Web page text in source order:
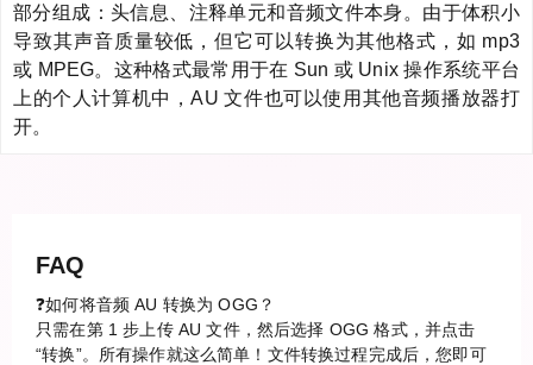
部分组成：头信息、注释单元和音频文件本身。由于体积小
导致其声音质量较低，但它可以转换为其他格式，如 mp3
或 MPEG。这种格式最常用于在 Sun 或 Unix 操作系统平台
上的个人计算机中，AU 文件也可以使用其他音频播放器打
开。
FAQ
❓如何将音频 AU 转换为 OGG？
只需在第 1 步上传 AU 文件，然后选择 OGG 格式，并点击
“转换”。所有操作就这么简单！文件转换过程完成后，您即可